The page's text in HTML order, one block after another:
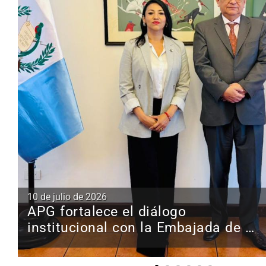
10 de julio de 2026
APG fortalece el diálogo
institucional con la Embajada de la
República del Perú en Guatemala